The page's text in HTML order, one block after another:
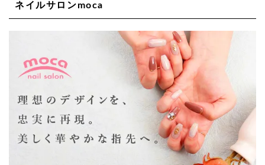
ｓａｎｔビルＢ１Ｆ
06-6537-9791
Lee上新庄Vita店
大阪市東淀川区瑞光1-4-1 カサデルドイ 2F
06-6195-3667
Lee東三国店
大阪市淀川区東三国4-8-11 大拓ハイツ6
ネイルサロンmoca